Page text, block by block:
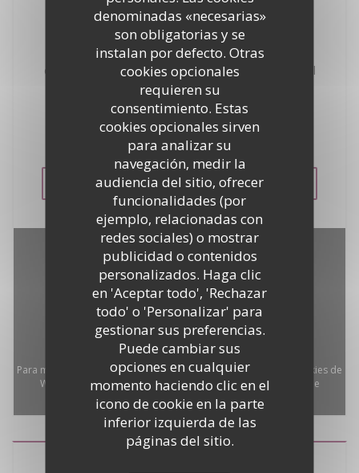
denominadas «necesarias»
son obligatorias y se
instalan por defecto. Otras
cookies opcionales
requieren su
consentimiento. Estas
cookies opcionales sirven
para analizar su
navegación, medir la
audiencia del sitio, ofrecer
funcionalidades (por
ejemplo, relacionadas con
redes sociales) o mostrar
publicidad o contenidos
personalizados. Haga clic
en 'Aceptar todo', 'Rechazar
todo' o 'Personalizar' para
gestionar sus preferencias.
Puede cambiar sus
opciones en cualquier
momento haciendo clic en el
icono de cookie en la parte
inferior izquierda de las
páginas del sitio.
En el Golfo de Saint-Tropez, conseguir una de las
mejores vistas de la localidad de Saint-Tropez y
sumergirse en las aguas color turquesa del
Mediterráneo. Los más lujosos yates del mundo en
el ancla frente a ti ... Con una ubicación ideal junto al
mar en la entrada de Saint-Tropez, La Bouillabaisse
Beach ofrece una gama de las mejores recetas de
pescados y mariscos. Aparcamiento privado
nuestros clientes.
VER LA PÁGINA WEB
Para mostrar el mapa interactivo de Waze, debe aceptar las cookies de
Waze Map (Google). Estas cookies pueden recopilar datos de
navegación y ubicación. Permitir